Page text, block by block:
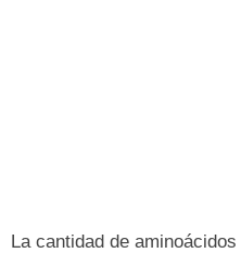
La cantidad de